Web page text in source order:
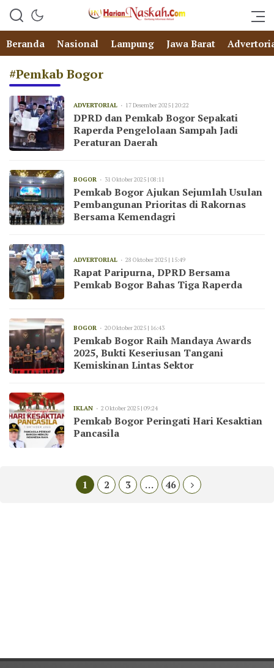
Beranda Nasional Lampung Jawa Barat
#Pemkab Bogor
ADVERTORIAL 17 Desember 2025 | 20:22
DPRD dan Pemkab Bogor Sepakati
Raperda Pengelolaan Sampah Jadi
Peraturan Daerah
BOGOR 31 Oktober 2025 | 08:11
Pemkab Bogor Ajukan Sejumlah Usulan
Pembangunan Prioritas di Rakornas
Bersama Kemendagri
ADVERTORIAL 28 Oktober 2025 | 15:49
Rapat Paripurna, DPRD Bersama
Pemkab Bogor Bahas Tiga Raperda
BOGOR 20 Oktober 2025 | 16:43
Pemkab Bogor Raih Mandaya Awards
2025, Bukti Keseriusan Tangani
Kemiskinan Lintas Sektor
IKLAN 2 Oktober 2025 | 09:24
Pemkab Bogor Peringati Hari Kesaktian
Pancasila
1 2 3 … 46